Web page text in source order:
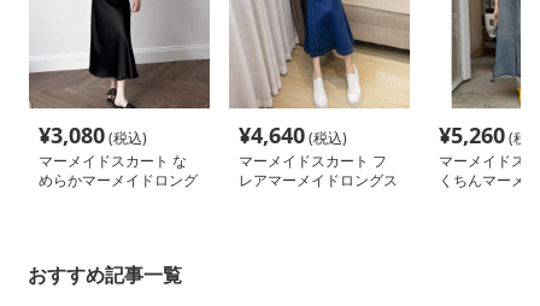
¥3,080(税込)
マーメイドスカート な
めらかマーメイドロング
¥4,640(税込)
マーメイドスカート フ
レアマーメイドロングス
¥5,260(税
マーメイドス
くちんマーメ
おすすめ記事一覧